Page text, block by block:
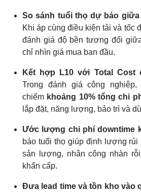
So sánh tuổi thọ dự báo
Khi áp cùng điều kiện tải và tốc
đánh giá độ bền tương đối
chỉ nhìn giá mua ban đầu.
Kết hợp L10 với Total Cost
Trong đánh giá công
chiếm khoảng 10% tổng chi
lắp đặt, năng lượng, bảo trì và
Ước lượng chi phí downtime
báo tuổi thọ giúp định lượng rủi
sản lượng, nhân công nhàn
khẩn cấp.
Đưa lead time và tồn kho vào